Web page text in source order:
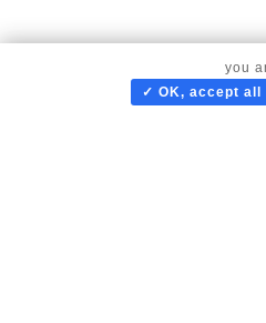
you
✓ OK, accept all